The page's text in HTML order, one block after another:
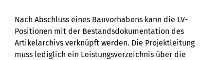
Nach Abschluss eines Bauvorhabens kann die LV-
Positionen mit der Bestandsdokumentation des
Artikelarchivs verknüpft werden. Die Projektleitung
muss lediglich ein Leistungsverzeichnis über die